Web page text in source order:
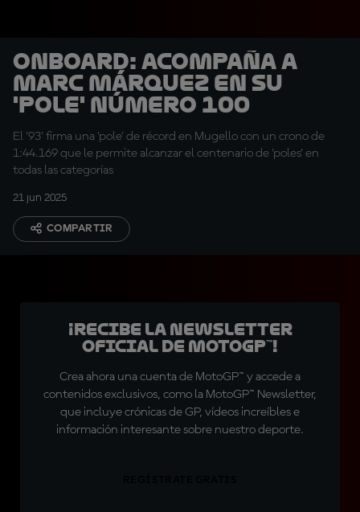
OnBoard: Acompaña a
Marc Márquez en su
'pole' número 100
El '93' firma una 'pole' de récord en Mugello con un crono de
1:44.169 que le permite alcanzar el centenario de 'poles' en
todas las categorías
21 jun 2025
COMPARTIR
¡Recibe la Newsletter
oficial de MotoGP™!
Crea ahora una cuenta de MotoGP™ y accede a
contenidos exclusivos, como la MotoGP™ Newsletter,
que incluye crónicas de GP, vídeos increíbles e
información interesante sobre nuestro deporte.